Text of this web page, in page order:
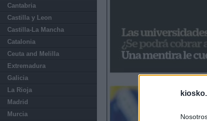
Cantabria
Castilla y Leon
Castilla-La Mancha
Catalonia
Ceuta and Melilla
Extremadura
Galicia
La Rioja
Madrid
Murcia